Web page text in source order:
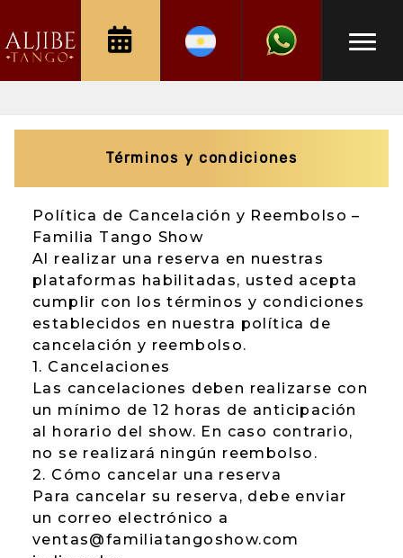
Términos y condiciones
Política de Cancelación y Reembolso –
Familia Tango Show
Al realizar una reserva en nuestras
plataformas habilitadas, usted acepta
cumplir con los términos y condiciones
establecidos en nuestra política de
cancelación y reembolso.
1. Cancelaciones
Las cancelaciones deben realizarse con
un mínimo de 12 horas de anticipación
al horario del show. En caso contrario,
no se realizará ningún reembolso.
2. Cómo cancelar una reserva
Para cancelar su reserva, debe enviar
un correo electrónico a
ventas@familiatangoshow.com